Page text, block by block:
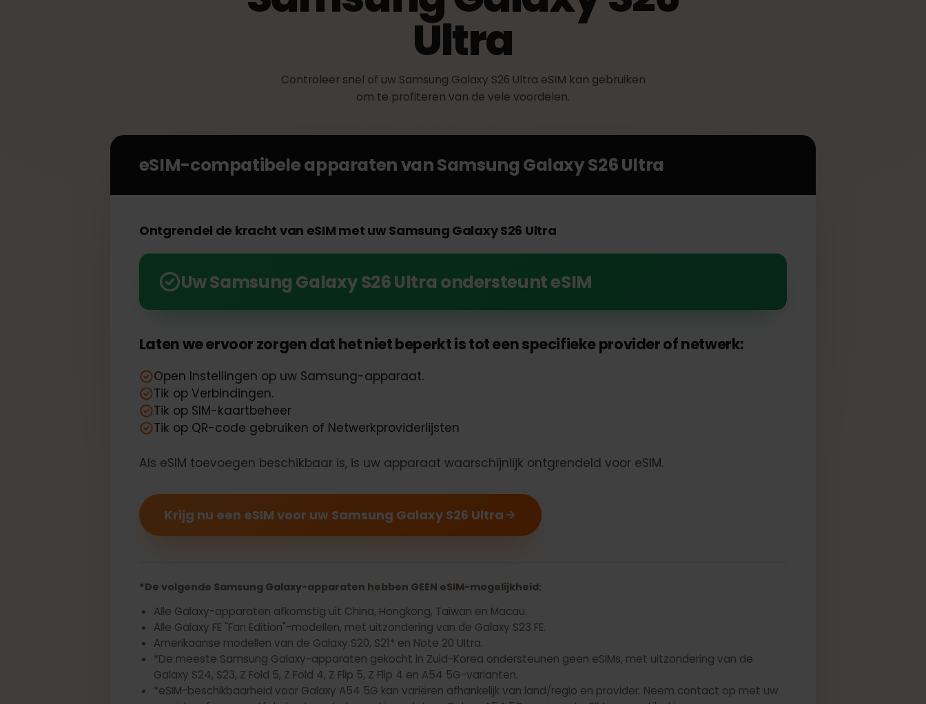
Samsung Galaxy S26
Ultra
om te profiteren van de vele voordelen.
Ontgrendel de kracht van eSIM met uw Samsung Galaxy S26 Ultra
Uw Samsung Galaxy S26 Ultra ondersteunt eSIM
Laten we ervoor zorgen dat het niet beperkt is tot een specifieke provider of netwerk:
Open Instellingen op uw Samsung-apparaat.
Tik op SIM-kaartbeheer
Als eSIM toevoegen beschikbaar is, is uw apparaat waarschijnlijk ontgrendeld voor eSIM.
*De volgende Samsung Galaxy-apparaten hebben GEEN eSIM-mogelijkheid:
Alle Galaxy-apparaten afkomstig uit China, Hongkong, Taiwan en Macau.
Alle Galaxy FE "Fan Edition"-modellen, met uitzondering van de Galaxy S23 FE.